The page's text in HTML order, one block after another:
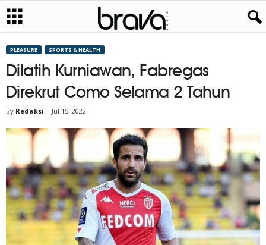
PLEASURE SPORTS & HEALTH
Dilatih Kurniawan, Fabregas
Direkrut Como Selama 2 Tahun
By Redaksi - Jul 15, 2022